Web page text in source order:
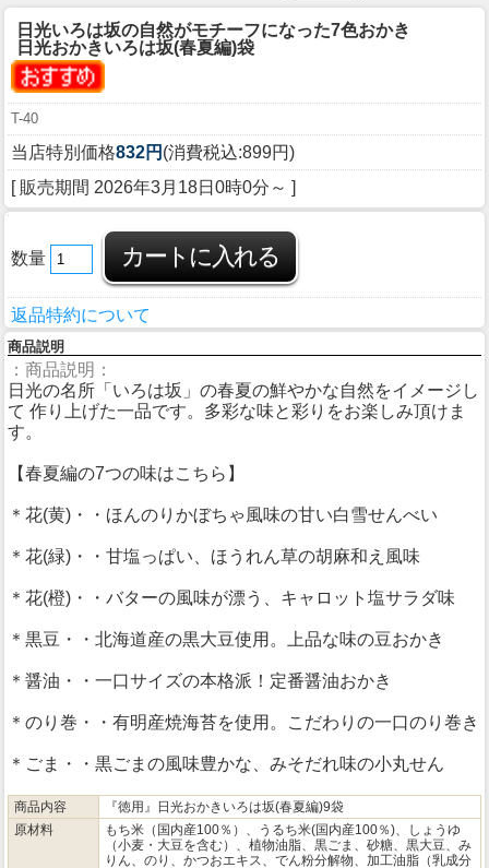
日光いろは坂の自然がモチーフになった7色おかき
日光おかきいろは坂(春夏編)袋
T-40
当店特別価格832円 (消費税込:899円)
[ 販売期間 2026年3月18日0時0分 ～ ]
数量
返品特約について
商品説明
：商品説明：
日光の名所「いろは坂」の春夏の鮮やかな自然をイメージし
て 作り上げた一品です。多彩な味と彩りをお楽しみ頂けま
す。
【春夏編の7つの味はこちら】
＊花(黄)・・ほんのりかぼちゃ風味の甘い白雪せんべい
＊花(緑)・・甘塩っぱい、ほうれん草の胡麻和え風味
＊花(橙)・・バターの風味が漂う、キャロット塩サラダ味
＊黒豆・・北海道産の黒大豆使用。上品な味の豆おかき
＊醤油・・一口サイズの本格派！定番醤油おかき
＊のり巻・・有明産焼海苔を使用。こだわりの一口のり巻き
＊ごま・・黒ごまの風味豊かな、みそだれ味の小丸せん
商品内容
『徳用』日光おかきいろは坂(春夏編)9袋
原材料
もち米（国内産100％）、うるち米(国内産100％)、しょうゆ
（小麦・大豆を含む）、植物油脂、黒ごま、砂糖、黒大豆、み
りん、のり、かつおエキス、でん粉分解物、加工油脂（乳成分